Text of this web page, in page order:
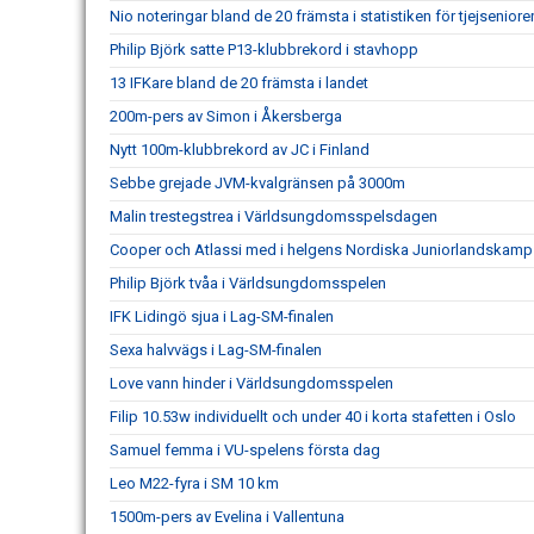
Nio noteringar bland de 20 främsta i statistiken för
Philip Björk satte P13-klubbrekord i stavhopp
13 IFKare bland de 20 främsta i landet
200m-pers av Simon i Åkersberga
Nytt 100m-klubbrekord av JC i Finland
Sebbe grejade JVM-kvalgränsen på 3000m
Malin trestegstrea i Världsungdomsspelsdagen
Cooper och Atlassi med i helgens Nordiska Juniorlandskamp
Philip Björk tvåa i Världsungdomsspelen
IFK Lidingö sjua i Lag-SM-finalen
Sexa halvvägs i Lag-SM-finalen
Love vann hinder i Världsungdomsspelen
Filip 10.53w individuellt och under 40 i korta stafetten i Oslo
Samuel femma i VU-spelens första dag
Leo M22-fyra i SM 10 km
1500m-pers av Evelina i Vallentuna